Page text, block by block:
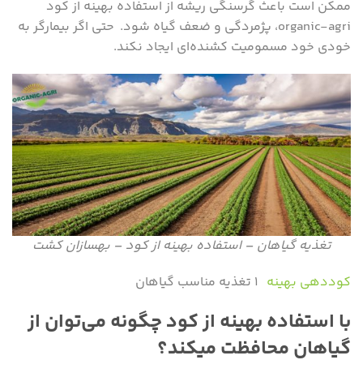
ممکن است باعث گرسنگی ریشه از استفاده بهینه از کود
organic-agri، پژمردگی و ضعف گیاه شود. حتی اگر بیمارگر به
خودی خود مسمومیت کشنده‌ای ایجاد نکند.
تغذیه گیاهان – استفاده بهینه از کود – بهسازان کشت
کوددهی بهینه ۱ تغذیه مناسب گیاهان
با استفاده بهینه از کود چگونه می‌توان از
گیاهان محافظت میکند؟